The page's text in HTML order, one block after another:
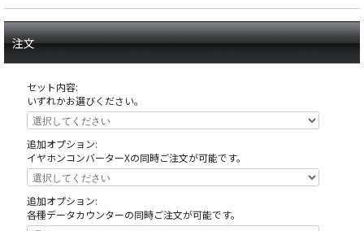
天井の木枠部分に島へ固定する為にホールが空けたネジ穴がありますが、これ
は修復できない部分ですので予めご了承下さい。
注文
セット内容:
いずれかお選びください。
追加オプション:
イヤホンコンバーターXの同時ご注文が可能です。
追加オプション:
各種データカウンターの同時ご注文が可能です。